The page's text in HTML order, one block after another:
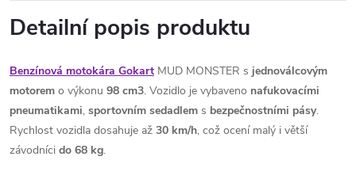
Detailní popis produktu
Benzínová motokára Gokart MUD MONSTER s jednoválcovým
motorem o výkonu 98 cm3. Vozidlo je vybaveno nafukovacími
pneumatikami, sportovním sedadlem s bezpečnostními pásy.
Rychlost vozidla dosahuje až 30 km/h, což ocení malý i větší
závodníci do 68 kg.